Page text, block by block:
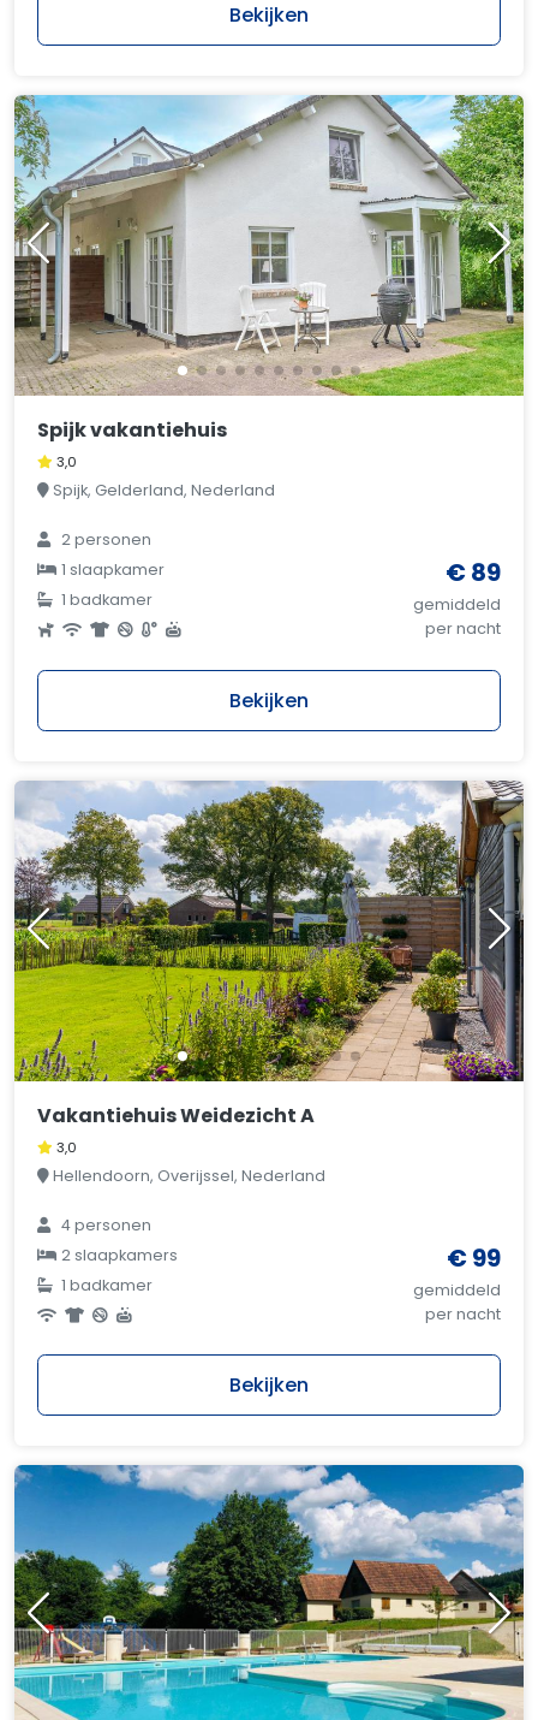
Bekijken
Spijk vakantiehuis
3,0
Spijk, Gelderland, Nederland
2 personen
1 slaapkamer
1 badkamer
€ 89
gemiddeld
per nacht
Bekijken
Vakantiehuis Weidezicht A
3,0
Hellendoorn, Overijssel, Nederland
4 personen
2 slaapkamers
1 badkamer
€ 99
gemiddeld
per nacht
Bekijken